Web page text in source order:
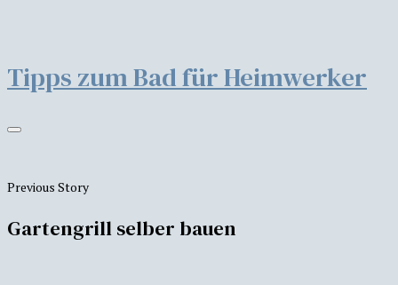
Tipps zum Bad für Heimwerker
Previous Story
Gartengrill selber bauen